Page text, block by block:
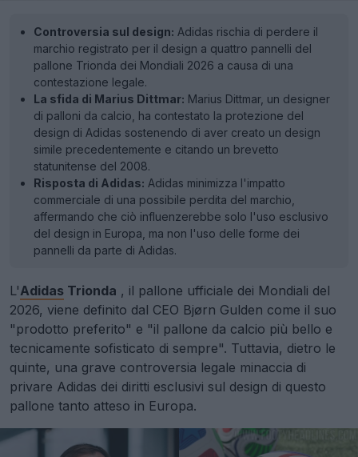
Controversia sul design: Adidas rischia di perdere il
marchio registrato per il design a quattro pannelli del
pallone Trionda dei Mondiali 2026 a causa di una
contestazione legale.
La sfida di Marius Dittmar: Marius Dittmar, un designer
di palloni da calcio, ha contestato la protezione del
design di Adidas sostenendo di aver creato un design
simile precedentemente e citando un brevetto
statunitense del 2008.
Risposta di Adidas: Adidas minimizza l'impatto
commerciale di una possibile perdita del marchio,
affermando che ciò influenzerebbe solo l'uso esclusivo
del design in Europa, ma non l'uso delle forme dei
pannelli da parte di Adidas.
L'Adidas Trionda , il pallone ufficiale dei Mondiali del
2026, viene definito dal CEO Bjørn Gulden come il suo
"prodotto preferito" e "il pallone da calcio più bello e
tecnicamente sofisticato di sempre". Tuttavia, dietro le
quinte, una grave controversia legale minaccia di
privare Adidas dei diritti esclusivi sul design di questo
pallone tanto atteso in Europa.